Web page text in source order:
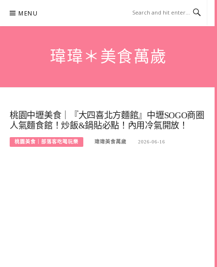
content
MENU
瑋瑋＊美食萬歲
桃園中壢美食｜『大四喜北方麵館』中壢SOGO商圈
人氣麵食館！炒飯&鍋貼必點！內用冷氣開放！
桃園美食｜部落客吃喝玩樂 瑋瑋美食萬歲 2026-06-16